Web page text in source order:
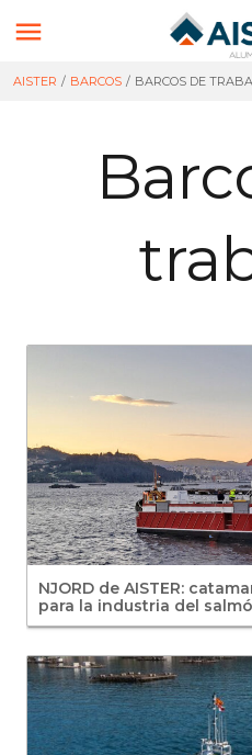

AISTER / BARCOS / BARCOS DE
NJORD de AISTER:
para la industria del